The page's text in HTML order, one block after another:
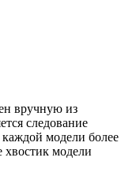
вручную из
следование
каждой модели более
хвостик модели